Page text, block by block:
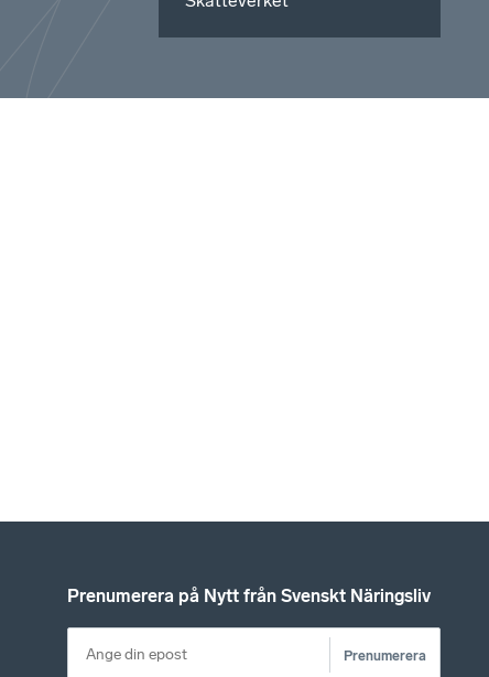
Prenumerera på Nytt från Svenskt Näringsliv
Prenumerera